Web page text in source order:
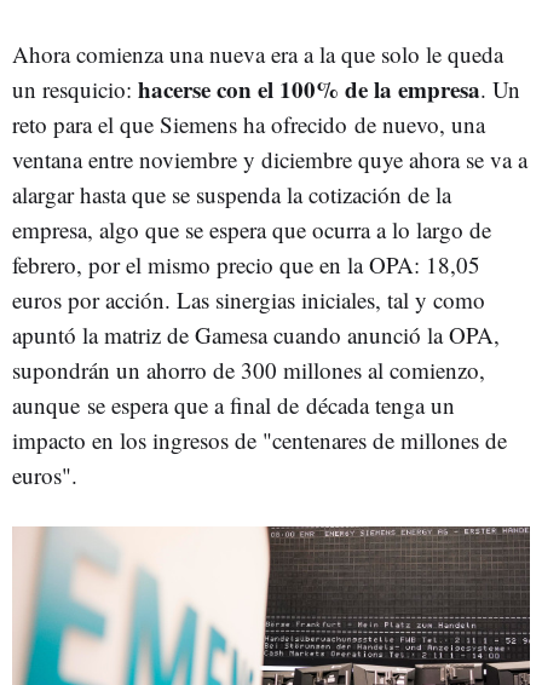
Ahora comienza una nueva era a la que solo le queda
un resquicio: hacerse con el 100% de la empresa. Un
reto para el que Siemens ha ofrecido de nuevo, una
ventana entre noviembre y diciembre quye ahora se va a
alargar hasta que se suspenda la cotización de la
empresa, algo que se espera que ocurra a lo largo de
febrero, por el mismo precio que en la OPA: 18,05
euros por acción. Las sinergias iniciales, tal y como
apuntó la matriz de Gamesa cuando anunció la OPA,
supondrán un ahorro de 300 millones al comienzo,
aunque se espera que a final de década tenga un
impacto en los ingresos de "centenares de millones de
euros".